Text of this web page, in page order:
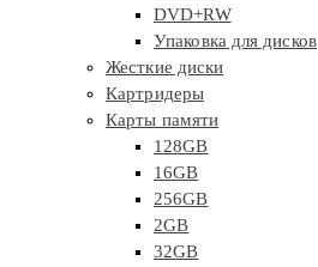
DVD+RW
Упаковка для дисков
Жесткие диски
Картридеры
Карты памяти
128GB
16GB
256GB
2GB
32GB